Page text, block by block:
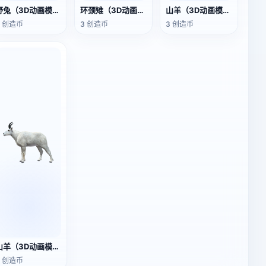
野兔（3D动画模型）
造币
环颈雉（3D动画模型）
3 创造币
山羊（3D动画模型）
3 创造币
山羊（3D动画模型）
造币